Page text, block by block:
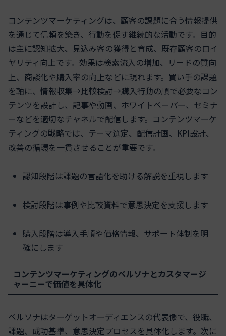
コンテンツマーケティングは、顧客の課題に合う情報提供
を通じて信頼を築き、行動を促す継続的な活動です。目的
は主に認知拡大、見込み客の獲得と育成、既存顧客のロイ
ヤリティ向上です。効果は検索流入の増加、リードの質向
上、商談化や購入率の向上などに現れます。買い手の課題
を軸に、情報収集→比較検討→購入行動の順で必要なコン
テンツを設計し、記事や動画、ホワイトペーパー、セミナ
ーなどを適切なチャネルで配信します。コンテンツマーケ
ティングの戦略では、テーマ選定、配信計画、KPI設計、
改善の循環を一貫させることが重要です。
認知段階は課題の言語化を助ける解説を重視します
検討段階は事例や比較資料で意思決定を支援します
購入段階は導入手順や価格情報、サポート体制を明
確にします
コンテンツマーケティングのペルソナとカスタマージ
ャーニーで価値を具体化
ペルソナはターゲットオーディエンスの代表像で、役職、
課題、成功基準、意思決定プロセスを具体化します。次に